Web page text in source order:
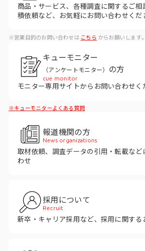
会社概要・所在地
社長メッセージ
役員紹介
沿革
ニュース・メディア掲載
ソリューション／サービス
採用情報
商品・サービス、各種調査に関するご
積依頼など、お気軽にお問い合わせくだ
※営業目的のお問い合わせは こちら からお願いします。
キューモニター
（アンケートモニター） の方
cue monitor
モニター専用サイトからお問い合わせく
※キューモニターよくある質問
報道機関の方
News organizations
取材依頼、調査データの引用・転載な
わせ
採用について
Recruit
新卒・キャリア採用など、採用に関する